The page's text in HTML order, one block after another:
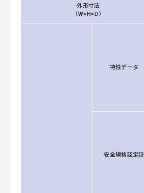
外形寸法
（W×H×D）
特性データ
安全規格認定証